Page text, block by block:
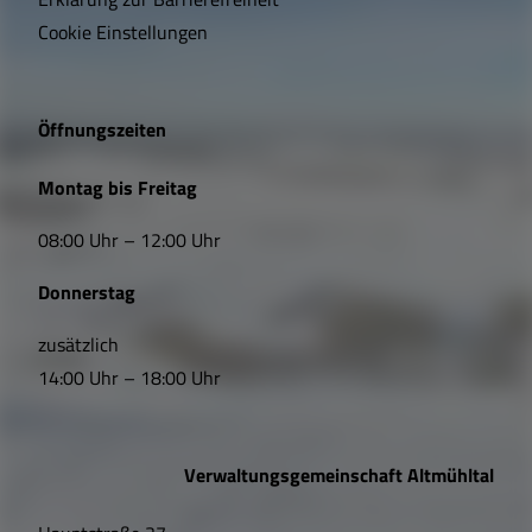
i
e
L
n
k
s
Cookie Einstellungen
Öffnungszeiten
Montag bis Freitag
08:00 Uhr – 12:00 Uhr
Donnerstag
zusätzlich
14:00 Uhr – 18:00 Uhr
Verwaltungsgemeinschaft Altmühltal